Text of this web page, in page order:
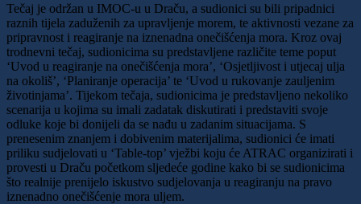
Tečaj je održan u IMOC-u u Draču, a sudionici su bili pripadnici
raznih tijela zaduženih za upravljenje morem, te aktivnosti vezane za
pripravnost i reagiranje na iznenadna onečišćenja mora. Kroz ovaj
trodnevni tečaj, sudionicima su predstavljene različite teme poput
‘Uvod u reagiranje na onečišćenja mora’, ‘Osjetljivost i utjecaj ulja
na okoliš’, ‘Planiranje operacija’ te ‘Uvod u rukovanje zauljenim
životinjama’. Tijekom tečaja, sudionicima je predstavljeno nekoliko
scenarija u kojima su imali zadatak diskutirati i predstaviti svoje
odluke koje bi donijeli da se nađu u zadanim situacijama. S
prenesenim znanjem i dobivenim materijalima, sudionici će imati
priliku sudjelovati u ‘Table-top’ vježbi koju će ATRAC organizirati i
provesti u Draču početkom sljedeće godine kako bi se sudionicima
što realnije prenijelo iskustvo sudjelovanja u reagiranju na pravo
iznenadno onečišćenje mora uljem.